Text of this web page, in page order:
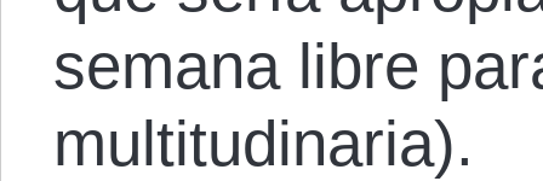
semana libre
multitudinaria).